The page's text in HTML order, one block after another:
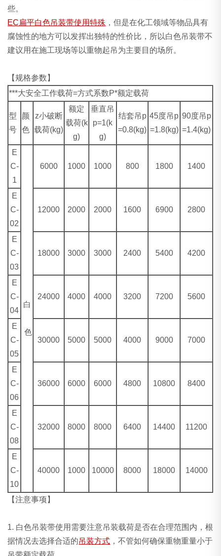
些。
EC扁平白色吊装带使用特殊 ，但是在化工领域等物品具有
腐蚀性的地方可以发挥出独特的性价比，所以白色吊装带不
建议用在施工现场等以重物起吊为主要目的场所。
【规格参数】
***大安全工作载荷=方式系数P*额定载荷
型
号
颜
色
z小破断
载荷(kg)
额定
载荷(k
g)
垂直吊
p=1(k
g)
结套吊p
=0.8(kg)
45度吊p
=1.8(kg)
90度吊p
=1.4(kg)
E
C-
1
白
色
6000 1000 1000 800 1800 1400
E
C-
02
12000 2000 2000 1600 6900 2800
E
C-
03
18000 3000 3000 2400 5400 4200
E
C-
04
24000 4000 4000 3200 7200 5600
E
C-
05
30000 5000 5000 4000 9000 7000
E
C-
06
36000 6000 6000 4800 10800 8400
E
C-
08
32000 8000 8000 6400 14400 11200
E
C-
10
40000 1000 10000 8000 18000 14000
【注意事项】
1. 白色吊装带使用需要注意吊装载荷是否在合理范围内，根
据情况去选择合适的吊装方式 ，不管如何确保重物重量小于